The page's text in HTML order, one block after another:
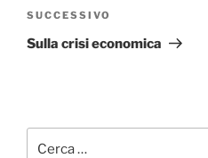
Articolo
successivo
SUCCESSIVO
Sulla crisi economica